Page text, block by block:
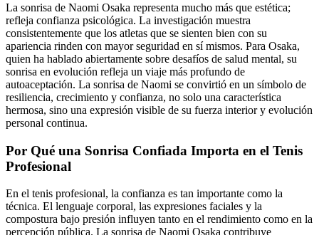
La sonrisa de Naomi Osaka representa mucho más que estética;
refleja confianza psicológica. La investigación muestra
consistentemente que los atletas que se sienten bien con su
apariencia rinden con mayor seguridad en sí mismos. Para Osaka,
quien ha hablado abiertamente sobre desafíos de salud mental, su
sonrisa en evolución refleja un viaje más profundo de
autoaceptación. La sonrisa de Naomi se convirtió en un símbolo de
resiliencia, crecimiento y confianza, no solo una característica
hermosa, sino una expresión visible de su fuerza interior y evolución
personal continua.
Por Qué una Sonrisa Confiada Importa en el Tenis
Profesional
En el tenis profesional, la confianza es tan importante como la
técnica. El lenguaje corporal, las expresiones faciales y la
compostura bajo presión influyen tanto en el rendimiento como en la
percepción pública. La sonrisa de Naomi Osaka contribuye